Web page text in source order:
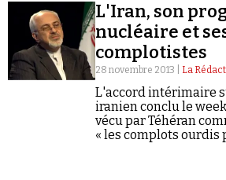
L'Iran, son
nucléaire et
complotistes
28 novembre 2013 | La
L'accord intérimaire
iranien conclu le
vécu par Téhéran
« les complots ourdis